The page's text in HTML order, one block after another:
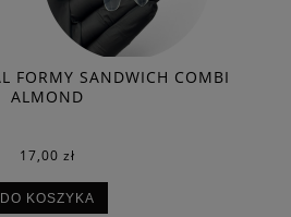
FORMY SANDWICH COMBI
ALMOND
17,00 zł
DO KOSZYKA